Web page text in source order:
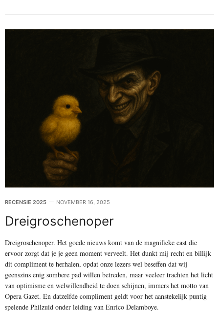
RECENSIE 2025 NOVEMBER 16, 2025
Dreigroschenoper
Dreigroschenoper. Het goede nieuws komt van de magnifieke cast die
ervoor zorgt dat je je geen moment verveelt. Het dunkt mij recht en billijk
dit compliment te herhalen, opdat onze lezers wel beseffen dat wij
geenszins enig sombere pad willen betreden, maar veeleer trachten het licht
van optimisme en welwillendheid te doen schijnen, immers het motto van
Opera Gazet. En datzelfde compliment geldt voor het aanstekelijk puntig
spelende Philzuid onder leiding van Enrico Delamboye.